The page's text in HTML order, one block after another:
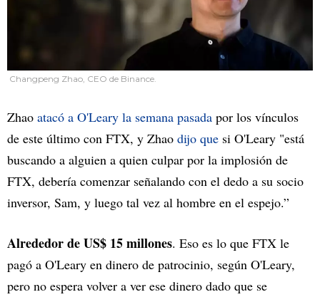
Changpeng Zhao, CEO de Binance.
Zhao atacó a O'Leary la semana pasada por los vínculos
de este último con FTX, y Zhao dijo que si O'Leary "está
buscando a alguien a quien culpar por la implosión de
FTX, debería comenzar señalando con el dedo a su socio
inversor, Sam, y luego tal vez al hombre en el espejo.”
Alrededor de US$ 15 millones. Eso es lo que FTX le
pagó a O'Leary en dinero de patrocinio, según O'Leary,
pero no espera volver a ver ese dinero dado que se